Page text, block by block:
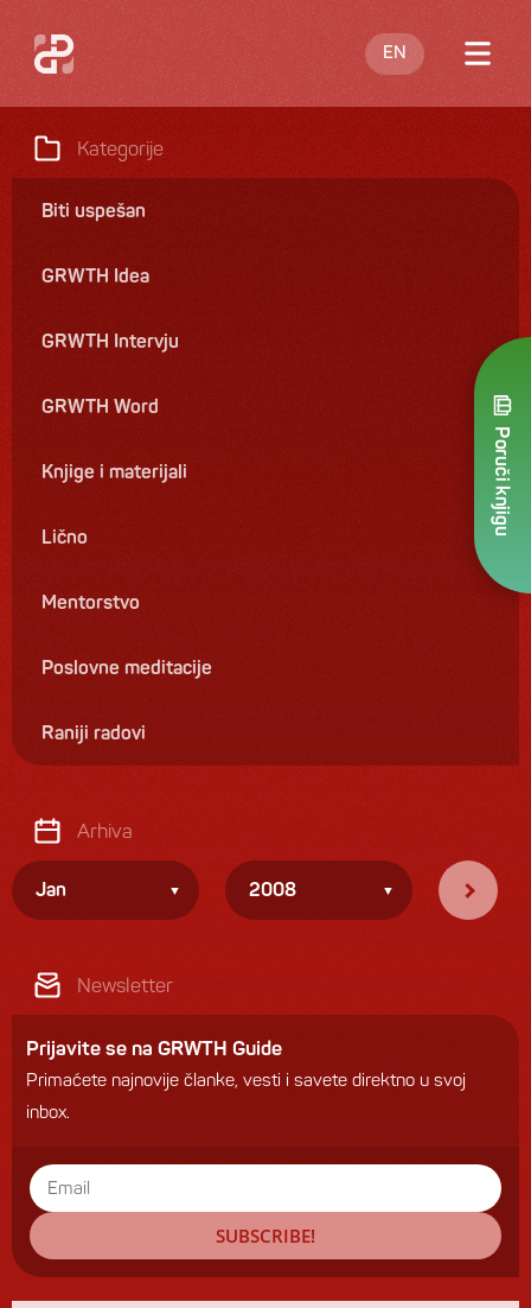
EN
O meni
Nastupi
Knjige
Ponuda
Kontakt
Poruči knjigu
Kategorije
Biti uspešan
GRWTH Idea
GRWTH Intervju
GRWTH Word
Knjige i materijali
Lično
Mentorstvo
Poslovne meditacije
Raniji radovi
Arhiva
Jan 2008
Newsletter
Prijavite se na GRWTH Guide
Primaćete najnovije članke, vesti i savete direktno u svoj
inbox.
SUBSCRIBE!